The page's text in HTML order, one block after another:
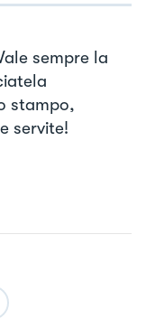
sempre la
stampo,
servite!